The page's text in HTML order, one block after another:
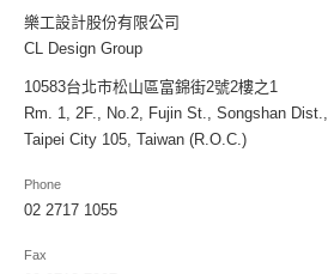
樂工設計股份有限公司
CL Design Group
10583台北市松山區富錦街2號2樓之1
Rm. 1, 2F., No.2, Fujin St., Songshan Dist.,
Taipei City 105, Taiwan (R.O.C.)
Phone
02 2717 1055
Fax